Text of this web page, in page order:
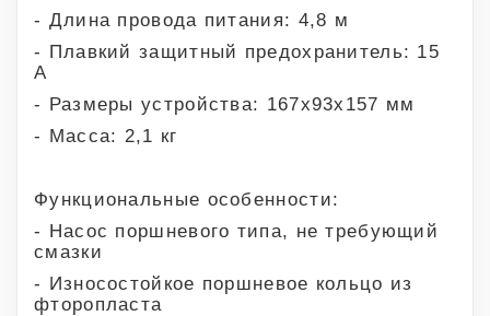
- Длина провода питания: 4,8 м
- Плавкий защитный предохранитель: 15
A
- Размеры устройства: 167x93x157 мм
- Масса: 2,1 кг
Функциональные особенности:
- Насос поршневого типа, не требующий
смазки
- Износостойкое поршневое кольцо из
фторопласта